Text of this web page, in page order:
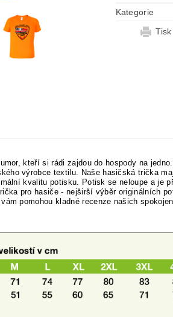
Kategorie
Tisk
kteří si rádi zajdou do hospody na
výrobce textilu. Naše hasičská trička
kvalitu potisku. Potisk se neloupe a je
pro hasiče - nejširší výběr originálních
pomohou kladné recenze našich